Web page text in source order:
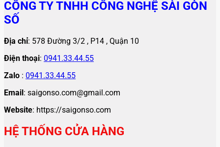
CÔNG TY TNHH CÔNG NGHỆ SÀI GÒN
SỐ
Địa chỉ: 578 Đường 3/2 , P14 , Quận 10
Điện thoại: 0941.33.44.55
Zalo : 0941.33.44.55
Email: saigonso.com@gmail.com
Website: https://saigonso.com
HỆ THỐNG CỬA HÀNG